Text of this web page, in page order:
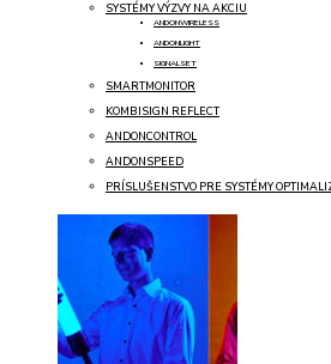
SYSTÉMY VÝZVY NA AKCIU
ANDONWIRELESS
ANDONLIGHT
SIGNALSET
SMARTMONITOR
KOMBISIGN REFLECT
ANDONCONTROL
ANDONSPEED
PRÍSLUŠENSTVO PRE SYSTÉMY